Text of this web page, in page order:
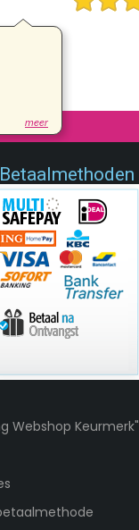
Betaalmethoden
Webshop Keurmerk"